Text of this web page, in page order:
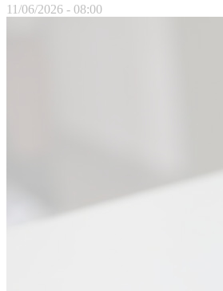
11/06/2026 - 08:00